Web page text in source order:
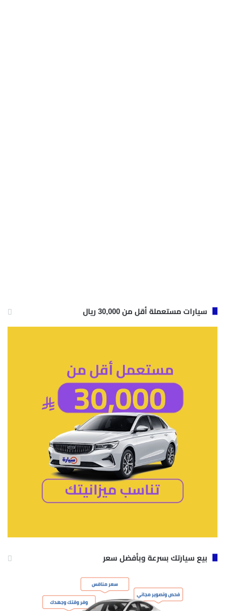
سيارات مستعملة أقل من 30,000 ريال
بيع سيارتك بسرعة وبأفضل سعر